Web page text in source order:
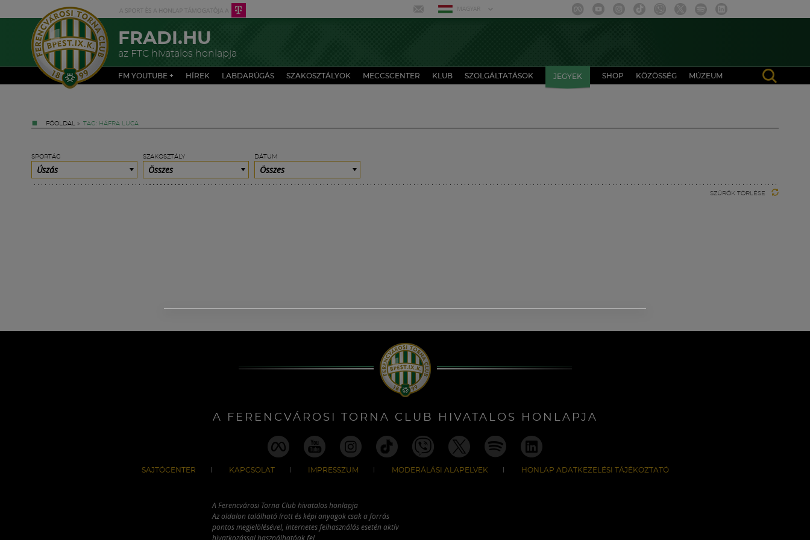
MAGYAR
FRADI.HU
az FTC hivatalos honlapja
FM YOUTUBE + HÍREK LABDARÚGÁS SZAKOSZTÁLYOK MECCSCENTER KLUB SZOLGÁLTATÁSOK JEGYEK SHOP KÖZÖSSÉG MÚZEUM
FŐOLDAL » TAG: HÁFRA LUCA
SPORTÁG
Úszás
SZAKOSZTÁLY
Összes
DÁTUM
Összes
SZŰRŐK TÖRLÉSE
A FERENCVÁROSI TORNA CLUB HIVATALOS HONLAPJA
SAJTÓCENTER KAPCSOLAT IMPRESSZUM MODERÁLÁSI ALAPELVEK HONLAP ADATKEZELÉSI TÁJÉKOZTATÓ
A Ferencvárosi Torna Club hivatalos honlapja
Az oldalon található írott és képi anyagok csak a forrás
pontos megjelölésével, internetes felhasználás esetén aktív
hivatkozással használhatóak fel.